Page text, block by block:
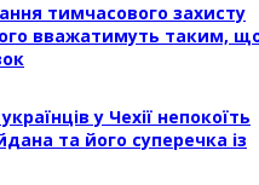
тимчасового захисту
вважатимуть таким,
у Чехії непокоїть
та його суперечка із